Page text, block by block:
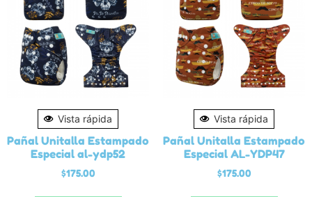
Vista rápida
Pañal Unitalla Estampado
Especial al-ydp52
$175.00
Vista rápida
Pañal Unitalla Estampado
Especial AL-YDP47
$175.00